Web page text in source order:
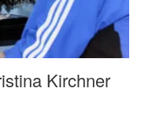
Kirchner